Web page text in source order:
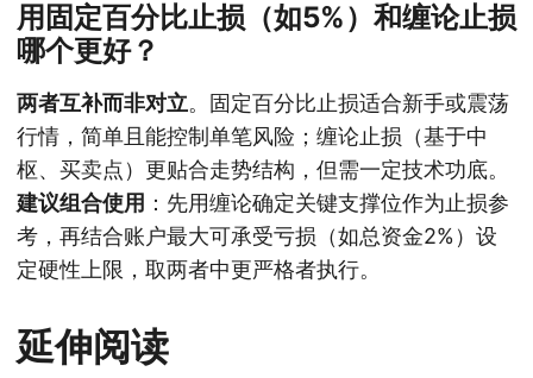
用固定百分比止损（如5%）和缠论止损
哪个更好？
两者互补而非对立。固定百分比止损适合新手或震荡
行情，简单且能控制单笔风险；缠论止损（基于中
枢、买卖点）更贴合走势结构，但需一定技术功底。
建议组合使用 ：先用缠论确定关键支撑位作为止损参
考，再结合账户最大可承受亏损（如总资金2%）设
定硬性上限，取两者中更严格者执行。
延伸阅读